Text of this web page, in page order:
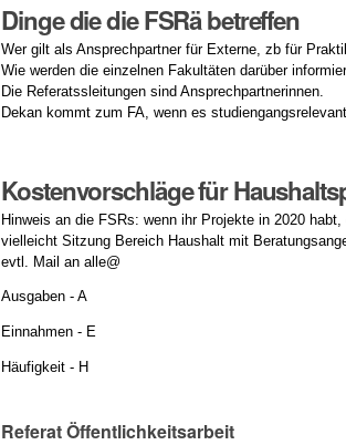
Dinge die die FSRä betreffen
Wer gilt als Ansprechpartner für Externe, zb für
Wie werden die einzelnen Fakultäten darüber
Die Referatssleitungen sind Ansprechpartnerinnen.
Dekan kommt zum FA, wenn es
Kostenvorschläge für
Hinweis an die FSRs: wenn ihr Projekte in 2020
vielleicht Sitzung Bereich Haushalt mit
evtl. Mail an alle@
Ausgaben - A
Einnahmen - E
Häufigkeit - H
Referat Öffentlichkeitsarbeit